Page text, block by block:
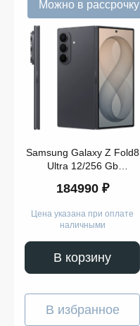
Можно в рассрочку
Samsung Galaxy Z Fold8
Ultra 12/256 Gb
184990 ₽
Цена указана при оплате
наличными
В корзину
В избранное